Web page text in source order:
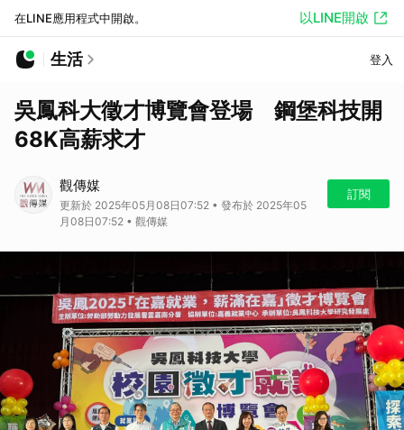
在LINE應用程式中開啟。 以LINE開啟
生活 登入
吳鳳科大徵才博覽會登場 鋼堡科技開
68K高薪求才
觀傳媒
更新於 2025年05月08日07:52 • 發布於 2025年05
月08日07:52 • 觀傳媒
訂閱